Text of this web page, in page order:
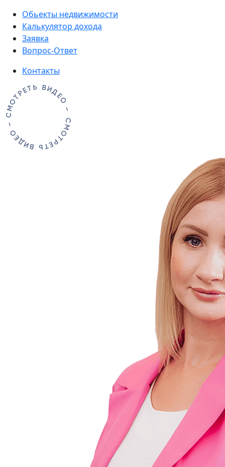
Обьекты недвижимости
Калькулятор дохода
Заявка
Вопрос-Ответ
Контакты